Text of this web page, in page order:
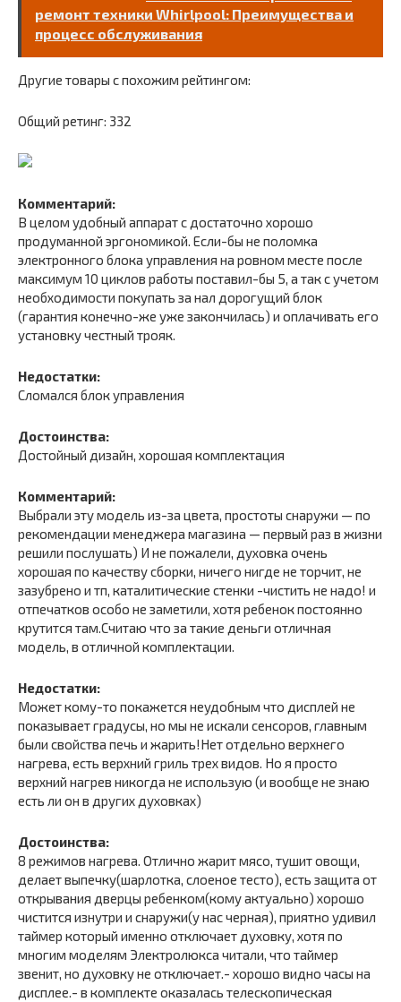
ремонт техники Whirlpool: Преимущества и
процесс обслуживания
Другие товары с похожим рейтингом:
Общий ретинг: 332
Комментарий:
В целом удобный аппарат с достаточно хорошо
продуманной эргономикой. Если-бы не поломка
электронного блока управления на ровном месте после
максимум 10 циклов работы поставил-бы 5, а так с учетом
необходимости покупать за нал дорогущий блок
(гарантия конечно-же уже закончилась) и оплачивать его
установку честный трояк.
Недостатки:
Сломался блок управления
Достоинства:
Достойный дизайн, хорошая комплектация
Комментарий:
Выбрали эту модель из-за цвета, простоты снаружи — по
рекомендации менеджера магазина — первый раз в жизни
решили послушать) И не пожалели, духовка очень
хорошая по качеству сборки, ничего нигде не торчит, не
зазубрено и тп, каталитические стенки -чистить не надо! и
отпечатков особо не заметили, хотя ребенок постоянно
крутится там.Считаю что за такие деньги отличная
модель, в отличной комплектации.
Недостатки:
Может кому-то покажется неудобным что дисплей не
показывает градусы, но мы не искали сенсоров, главным
были свойства печь и жарить!Нет отдельно верхнего
нагрева, есть верхний гриль трех видов. Но я просто
верхний нагрев никогда не использую (и вообще не знаю
есть ли он в других духовках)
Достоинства:
8 режимов нагрева. Отлично жарит мясо, тушит овощи,
делает выпечку(шарлотка, слоеное тесто), есть защита от
открывания дверцы ребенком(кому актуально) хорошо
чистится изнутри и снаружи(у нас черная), приятно удивил
таймер который именно отключает духовку, хотя по
многим моделям Электролюкса читали, что таймер
звенит, но духовку не отключает.- хорошо видно часы на
дисплее.- в комплекте оказалась телескопическая